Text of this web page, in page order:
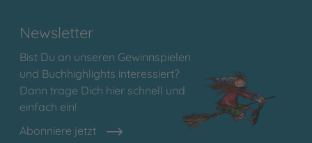
Newsletter
Bist Du an unseren Gewinnspielen
und Buchhighlights interessiert?
Dann trage Dich hier schnell und
einfach ein!
Abonniere jetzt